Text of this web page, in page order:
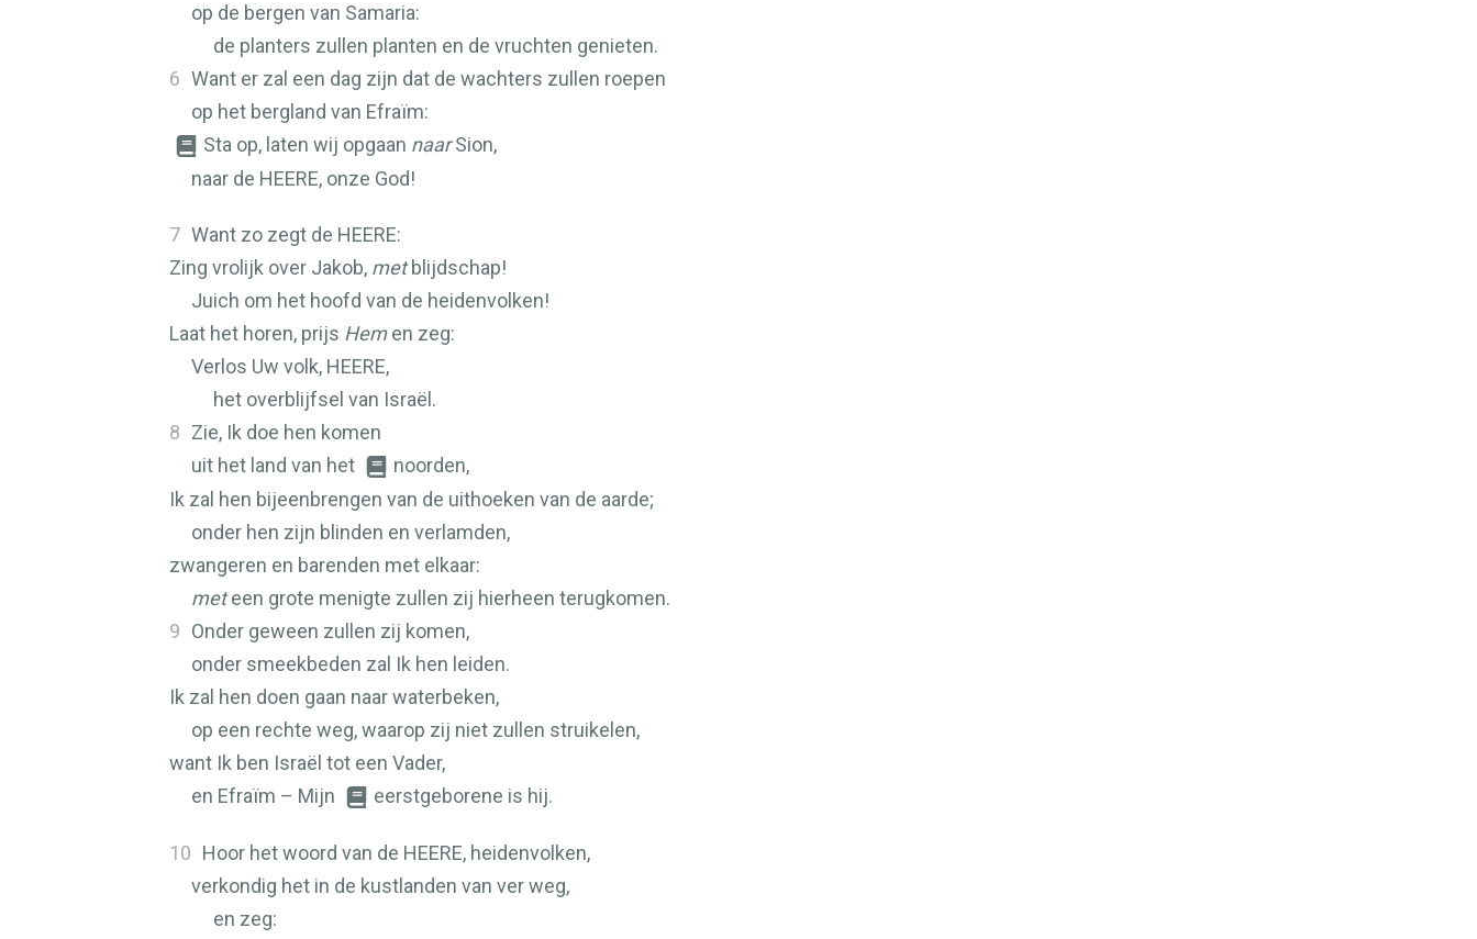
op de bergen van Samaria:
de planters zullen planten en de vruchten genieten.
6 Want er zal een dag zijn dat de wachters zullen roepen
op het bergland van Efraïm:
Sta op, laten wij opgaan naarSion,
naar de HEERE, onze God!
7 Want zo zegt de HEERE:
Zing vrolijk over Jakob, metblijdschap!
Juich om het hoofd van de heidenvolken!
Laat het horen, prijs Hemen zeg:
Verlos Uw volk, HEERE,
het overblijfsel van Israël.
8 Zie, Ik doe hen komen
uit het land van het
noorden,
Ik zal hen bijeenbrengen van de uithoeken van de aarde;
onder hen zijn blinden en verlamden,
zwangeren en barenden met elkaar:
meteen grote menigte zullen zij hierheen terugkomen.
9 Onder geween zullen zij komen,
onder smeekbeden zal Ik hen leiden.
Ik zal hen doen gaan naar waterbeken,
op een rechte weg, waarop zij niet zullen struikelen,
want Ik ben Israël tot een Vader,
en Efraïm – Mijn
eerstgeborene is hij.
10 Hoor het woord van de HEERE, heidenvolken,
verkondig het in de kustlanden van ver weg,
en zeg: